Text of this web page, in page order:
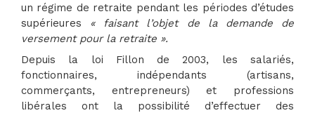
un régime de retraite pendant les périodes d’études
supérieures
« faisant l’objet de la demande de
versement pour la retraite ».
Depuis la loi Fillon de 2003, les salariés,
fonctionnaires, indépendants (artisans,
commerçants, entrepreneurs) et professions
libérales ont la possibilité d’effectuer des